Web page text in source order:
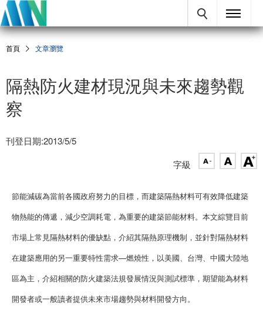
首頁 文章瀏覽
隔熱防火建材現況與未來趨勢觀
察
刊登日期:2013/5/5
字級
節能減碳為當前各國政府努力的目標，而建築隔熱材料可有效降低建築
物熱能的傳遞，減少空調耗電，為重要的建築節能材料。本文綜覽目前
市場上常見隔熱材料的優缺點，介紹其隔熱原理機制，並針對隔熱材料
在建築應用的另一重要特性需求—燃燒性，以美國、台灣、中國大陸地
區為主，介紹相關的防火建築法規發展情況與測試標準，期望能為材料
開發者或一般讀者提供未來市場趨勢與材料開發方向。